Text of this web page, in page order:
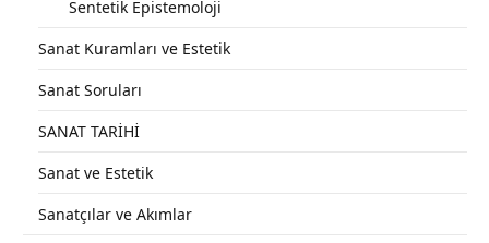
Sentetik Epistemoloji
Sanat Kuramları ve Estetik
Sanat Soruları
SANAT TARİHİ
Sanat ve Estetik
Sanatçılar ve Akımlar